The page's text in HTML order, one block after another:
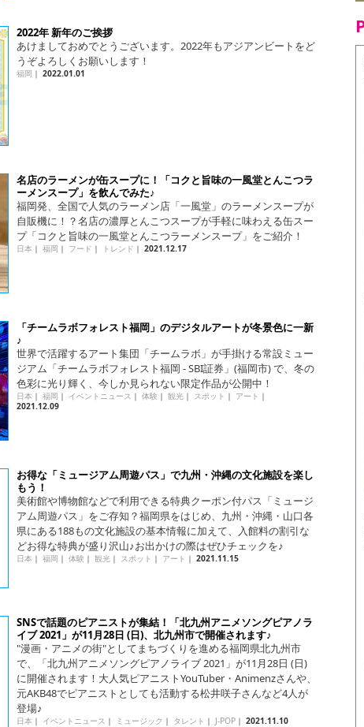
2022年 新年のご挨拶
あけましておめでとうございます。2022年もアジアンビートをど
うぞよろしくお願いします！
福岡 ｜ 2022.01.01
名店のラーメンが缶スープに！「コクと旨味の一風堂とんこつラ
ーメンスープ」を飲んでみた♪
福岡発、全国で人気のラーメン店「一風堂」のラーメンスープが
自販機に！？名店の濃厚とんこつスープが手軽に味わえる缶スー
プ「コクと旨味の一風堂とんこつラーメンスープ」をご紹介！
日本 ｜ 福岡 ｜ フード ｜ トレンド ｜ 2021.12.17
「チームラボフォレスト福岡」のデジタルアートが冬景色に一新
♪
世界で活躍するアート集団「チームラボ」が手掛ける常設ミュー
ジアム「チームラボフォレスト福岡 - SBI証券」(福岡市) で、冬の
色彩に光り輝く、今しか見られない限定作品が公開中！
日本 ｜ 福岡 ｜ イベントニュース ｜ 体験 ｜ 観光 ｜ スポット ｜ アート ｜
2021.12.09
お得な「ミュージアム周遊パス」で九州・沖縄の文化施設を楽し
もう！
美術館や博物館などで利用できる特典クーポン付パス「ミュージ
アム周遊パス」をご存知？福岡県をはじめ、九州・沖縄・山口各
県にある188もの文化施設の基本情報に加えて、入館料の割引な
どお得な特典が盛り沢山♪お出かけの際はぜひチェックを♪
日本 ｜ 福岡 ｜ 体験 ｜ 観光 ｜ スポット ｜ アート ｜ 2021.11.15
SNSで話題のピアニストが集結！「北九州アニメソングピアノラ
イブ 2021」が11月28日 (日)、北九州市で開催されます♪
"漫画・アニメの街"としてまちづくりを進める福岡県北九州市
で、「北九州アニメソングピアノライブ 2021」が11月28日 (日)
に開催されます！大人気ピアニストYouTuber・Animenzさんや、
元AKB48でピアニストとしても活動する松井咲子さんなど4人が
登場♪
日本 ｜ イベントニュース ｜ ミュージック ｜ タレント ｜ J-POP ｜ 2021.11.10